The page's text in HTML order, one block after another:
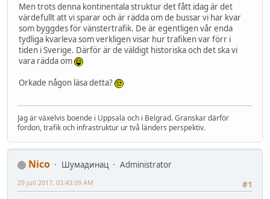
Men trots denna kontinentala struktur det fått idag är det
värdefullt att vi sparar och är rädda om de bussar vi har kvar
som byggdes för vänstertrafik. De är egentligen vår enda
tydliga kvarleva som verkligen visar hur trafiken var förr i
tiden i Sverige. Därför är de väldigt historiska och det ska vi
vara rädda om
Orkade någon läsa detta?
Jag är växelvis boende i Uppsala och i Belgrad. Granskar därför
fordon, trafik och infrastruktur ur två länders perspektiv.
Nico Шумадинац
Administrator
#1
29 juli 2017, 03:43:09 AM